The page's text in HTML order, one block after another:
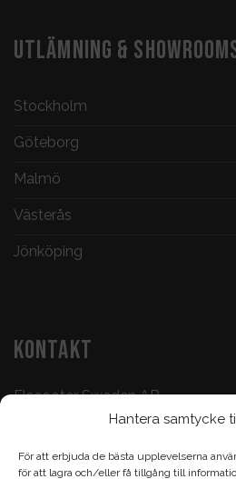
Hantera samtycke
För att erbjuda de bästa upplevelserna
för att lagra och/eller få tillgång till
UTLÄMNING &
Stockholm
Göteborg
Malmö
Västerås
Jönköping
KONTAKT
Elscooter Sweden AB
073-500 47 72
Köp & Frågor: 070-395 17 93